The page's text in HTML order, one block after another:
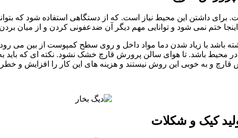
داشتن این محیط نیاز است. که از دستگاهی استفاده شود که
ختم نمی شود و توانایی مهم دیگر آن ضدعفونی کردن و از میان
باشد با زیاد شدن دما مواد داخل و روی سطح کمپوست از بین می
محیط باشد. تا هوای سالن پرورش قارچ خشک نشود. نکته ای که
قارچ و به خوبی این روش نیستند و هزینه های این کار را افزایش و
کیک و شکلات